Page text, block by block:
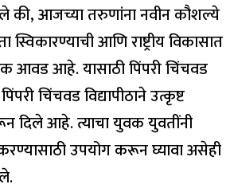
की, आजच्या तरुणांना नवीन कौशल्ये
आणि राष्ट्रीय विकासात
आवड आहे. यासाठी पिंपरी चिंचवड
चिंचवड विद्यापीठाने उत्कृष्ट
दिले आहे. त्याचा युवक युवतींनी
उपयोग करून घ्यावा असेही